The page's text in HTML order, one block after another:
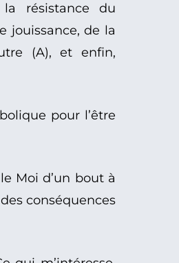
résistance du
jouissance, de la
(A), et enfin,
pour l’être
Moi d’un bout à
conséquences